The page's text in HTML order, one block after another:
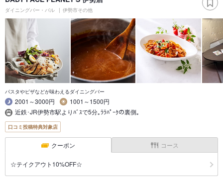
ダイニングバー・バル 伊勢市その他
パスタやピザなどが味わえるダイニングバー
2001～3000円
1001～1500円
近鉄･JR伊勢市駅よりﾊﾞｽで5分｡ﾗﾗﾊﾟｰｸの裏側｡
口コミ投稿特典対象店
クーポン コース
☆テイクアウト10%OFF☆